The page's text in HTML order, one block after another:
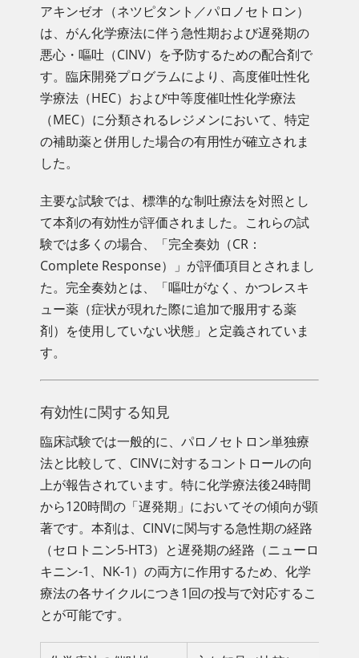
アキンゼオ（ネツピタント／パロノセトロン）
は、がん化学療法に伴う急性期および遅発期の
悪心・嘔吐（CINV）を予防するための配合剤で
す。臨床開発プログラムにより、高度催吐性化
学療法（HEC）および中等度催吐性化学療法
（MEC）に分類されるレジメンにおいて、特定
の補助薬と併用した場合の有用性が確立されま
した。
主要な試験では、標準的な制吐療法を対照とし
て本剤の有効性が評価されました。これらの試
験では多くの場合、「完全奏効（CR：
Complete Response）」が評価項目とされまし
た。完全奏効とは、「嘔吐がなく、かつレスキ
ュー薬（症状が現れた際に追加で服用する薬
剤）を使用していない状態」と定義されていま
す。
有効性に関する知見
臨床試験では一般的に、パロノセトロン単独療
法と比較して、CINVに対するコントロールの向
上が報告されています。特に化学療法後24時間
から120時間の「遅発期」においてその傾向が顕
著です。本剤は、CINVに関与する急性期の経路
（セロトニン5-HT3）と遅発期の経路（ニューロ
キニン-1、NK-1）の両方に作用するため、化学
療法の各サイクルにつき1回の投与で対応するこ
とが可能です。